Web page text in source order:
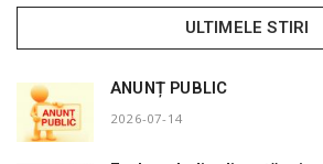
ULTIMELE STIRI
ANUNȚ PUBLIC
2026-07-14